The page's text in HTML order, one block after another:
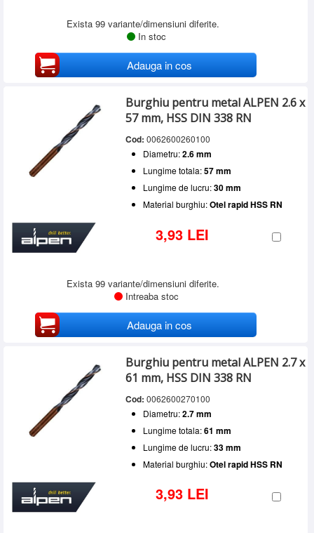
Exista 99 variante/dimensiuni diferite.
In stoc
Adauga in cos
Burghiu pentru metal ALPEN 2.6 x
57 mm, HSS DIN 338 RN
Cod: 0062600260100
Diametru:2.6 mm
Lungime totala:57 mm
Lungime de lucru:30 mm
Material burghiu:Otel rapid HSS RN
3,93 LEI
Exista 99 variante/dimensiuni diferite.
Intreaba stoc
Adauga in cos
Burghiu pentru metal ALPEN 2.7 x
61 mm, HSS DIN 338 RN
Cod: 0062600270100
Diametru:2.7 mm
Lungime totala:61 mm
Lungime de lucru:33 mm
Material burghiu:Otel rapid HSS RN
3,93 LEI